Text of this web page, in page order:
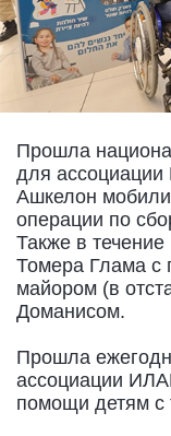
Прошла
для
Ашкелон
операции по
Также в
Томера Глама с
майором (в
Доманисом.
Прошла
ассоциации
помощи детям с